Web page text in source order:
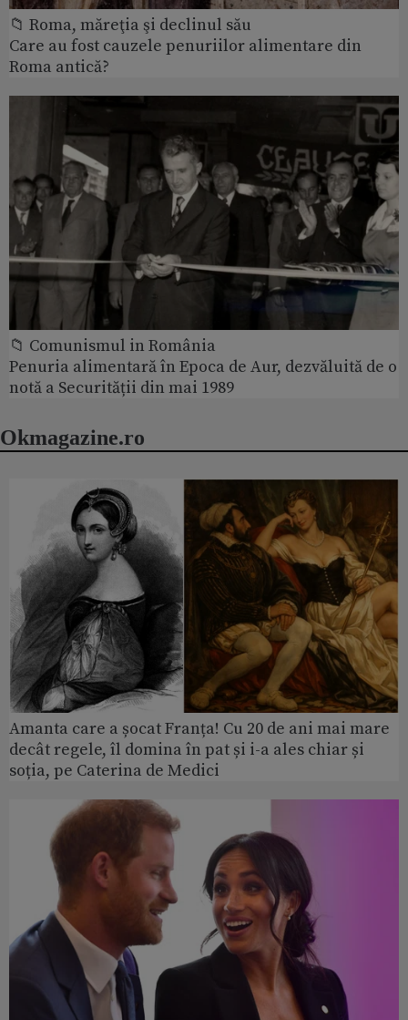
📁 Roma, măreţia şi declinul său
Care au fost cauzele penuriilor alimentare din
Roma antică?
📁 Comunismul in România
Penuria alimentară în Epoca de Aur, dezvăluită de o
notă a Securității din mai 1989
Okmagazine.ro
Amanta care a șocat Franța! Cu 20 de ani mai mare
decât regele, îl domina în pat și i-a ales chiar și
soția, pe Caterina de Medici